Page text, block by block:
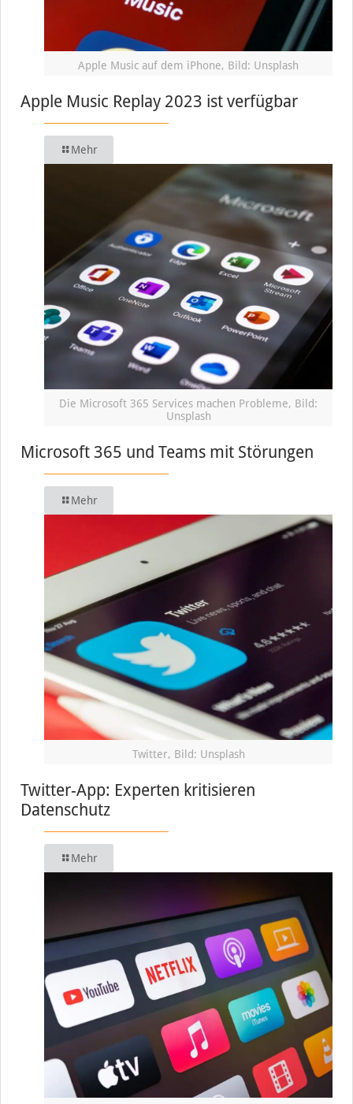
Apple Music auf dem iPhone, Bild: Unsplash
Apple Music Replay 2023 ist verfügbar
Mehr
Die Microsoft 365 Services machen Probleme, Bild:
Unsplash
Microsoft 365 und Teams mit Störungen
Mehr
Twitter, Bild: Unsplash
Twitter-App: Experten kritisieren
Datenschutz
Mehr